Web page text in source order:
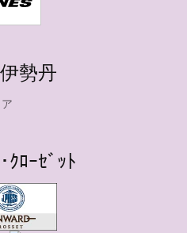
勢丹
ｸﾛｰｾﾞｯﾄ